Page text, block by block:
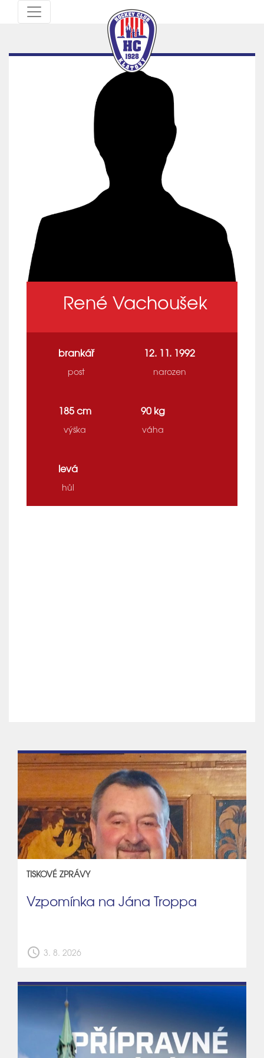
René Vachoušek
brankář
post
12. 11. 1992
narozen
185 cm
výška
90 kg
váha
levá
hůl
TISKOVÉ ZPRÁVY
Vzpomínka na Jána Troppa
schedule 3. 8. 2026